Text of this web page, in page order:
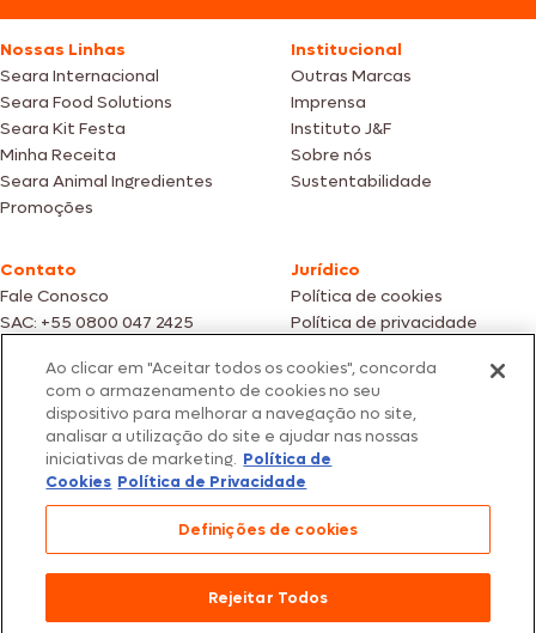
Nossas Linhas
Seara Internacional
Seara Food Solutions
Seara Kit Festa
Minha Receita
Seara Animal Ingredientes
Promoções
Institucional
Outras Marcas
Imprensa
Instituto J&F
Sobre nós
Sustentabilidade
Contato
Fale Conosco
SAC: +55 0800 047 2425
Jurídico
Política de cookies
Política de privacidade
Fotos meramente ilustrativas | Ofertas válidas enquanto durarem os
estoques dos nossos parceiros | Vendas sujeitas a análise e confirmação
de dados.
Os preços, promoções e condições de pagamento são válidos
exclusivamente para compras efetuadas em nossos parceiros.
Todos os produtos estão sujeitos a disponibilidade de estoque.
São Paulo/SP – CEP 05.118-100
© 2026 Seara. Todos os direitos reservados
Ao clicar em "Aceitar todos os cookies", concorda
com o armazenamento de cookies no seu
dispositivo para melhorar a navegação no site,
analisar a utilização do site e ajudar nas nossas
iniciativas de marketing. Política de
Cookies Política de Privacidade
Definições de cookies
Rejeitar Todos